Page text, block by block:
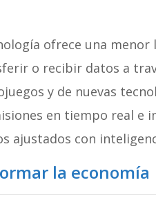
ofrece una
o recibir datos a
y de nuevas
en tiempo real e
ajustados con
la economía